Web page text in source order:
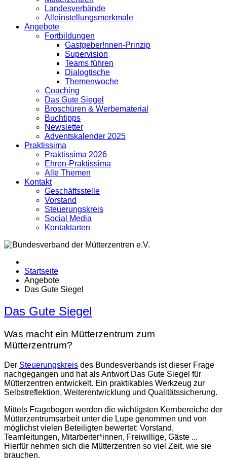
Landesverbände
Alleinstellungsmerkmale
Angebote
Fortbildungen
Gastgeber!nnen-Prinzip
Supervision
Teams führen
Dialogtische
Themenwoche
Coaching
Das Gute Siegel
Broschüren & Werbematerial
Buchtipps
Newsletter
Adventskalender 2025
Praktissima
Praktissima 2026
Ehren-Praktissima
Alle Themen
Kontakt
Geschäftsstelle
Vorstand
Steuerungskreis
Social Media
Kontaktarten
Startseite
Angebote
Das Gute Siegel
Das Gute Siegel
Was macht ein Mütterzentrum zum
Mütterzentrum?
Der Steuerungskreis des Bundesverbands ist dieser Frage
nachgegangen und hat als Antwort Das Gute Siegel für
Mütterzentren entwickelt. Ein praktikables Werkzeug zur
Selbstreflektion, Weiterentwicklung und Qualitätssicherung.
Mittels Fragebogen werden die wichtigsten Kernbereiche der
Mütterzentrumsarbeit unter die Lupe genommen und von
möglichst vielen Beteiligten bewertet: Vorstand,
Teamleitungen, Mitarbeiter*innen, Freiwillige, Gäste ...
Hierfür nehmen sich die Mütterzentren so viel Zeit, wie sie
brauchen.